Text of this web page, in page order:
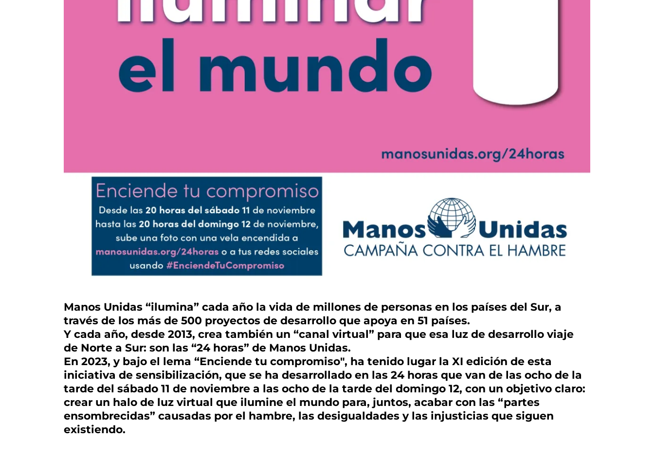
Manos Unidas “ilumina” cada año la vida de millones de personas en los países del Sur, a
través de los más de 500 proyectos de desarrollo que apoya en 51 países.
Y cada año, desde 2013, crea también un “canal virtual” para que esa luz de desarrollo viaje
de Norte a Sur: son las “24 horas” de Manos Unidas.
En 2023, y bajo el lema “Enciende tu compromiso", ha tenido lugar la XI edición de esta
iniciativa de sensibilización, que se ha desarrollado en las 24 horas que van de las ocho de la
tarde del sábado 11 de noviembre a las ocho de la tarde del domingo 12, con un objetivo claro:
crear un halo de luz virtual que ilumine el mundo para, juntos, acabar con las “partes
ensombrecidas” causadas por el hambre, las desigualdades y las injusticias que siguen
existiendo.